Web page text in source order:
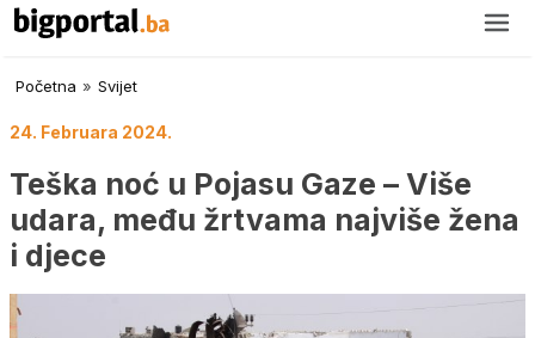
Početna » Svijet
24. Februara 2024.
Teška noć u Pojasu Gaze – Više
udara, među žrtvama najviše žena
i djece